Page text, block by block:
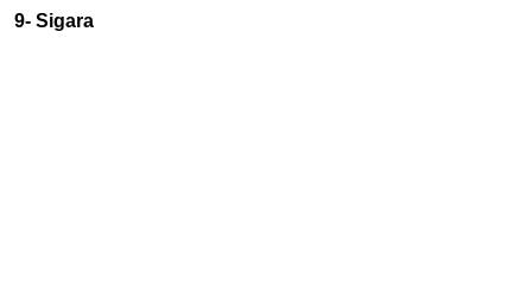
9- Sigara